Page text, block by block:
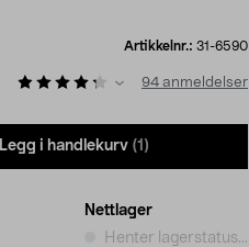
Artikkelnr.: 31-6590
94 anmeldelser
Legg i handlekurv (1)
Nettlager
Henter lagerstatus...